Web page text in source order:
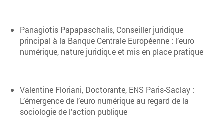
Panagiotis Papapaschalis, Conseiller juridique
principal à la Banque Centrale Européenne : l’euro
numérique, nature juridique et mis en place pratique
Valentine Floriani, Doctorante, ENS Paris-Saclay :
L’émergence de l’euro numérique au regard de la
sociologie de l’action publique